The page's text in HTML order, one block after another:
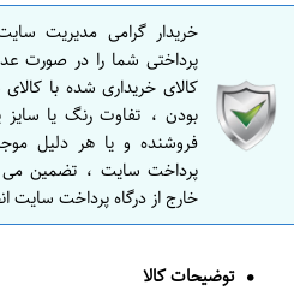
خریدار گرامی مدیریت
پرداختی شما را در صورت
کالای خریداری شده با
بودن ، تفاوت رنگ یا
فروشنده و یا هر دلیل
پرداخت سایت ، تضمین می
خارج از درگاه پرداخت سایت
توضیحات کالا